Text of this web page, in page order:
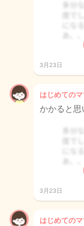
3月23日
はじめての
かかると思
3月23日
はじめての